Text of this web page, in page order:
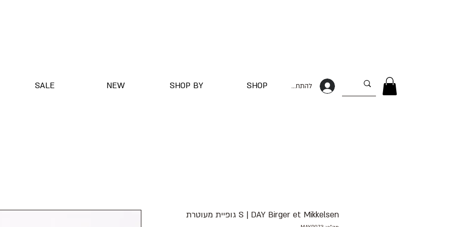
להתחברות SALE NEW SHOP BY SHOP
S | DAY Birger et Mikkelsen גופיית מעוטרת